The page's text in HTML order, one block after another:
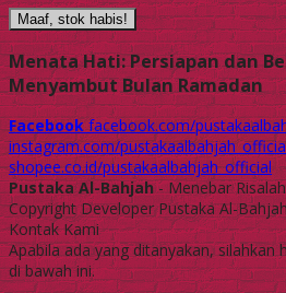
Maaf, stok habis!
Menata Hati: Persiapan dan
Menyambut Bulan Ramadan
Facebook facebook.com/
instagram.com/
shopee.co.id/pustakaalbahjah_official
Pustaka Al-Bahjah- Menebar
Copyright Developer Pustaka Al-
Kontak Kami
Apabila ada yang ditanyakan, silahkan
di bawah ini.